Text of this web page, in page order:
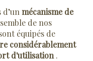
mécanisme de
de nos
équipés de
considérablement
d'utilisation .